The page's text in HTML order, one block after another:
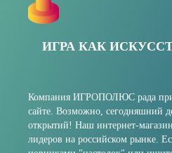
ИГРА КАК
Компания ИГРОПОЛЮС рада
сайте. Возможно, сегодняшний
открытий! Наш интернет-
лидеров на российском рынке.